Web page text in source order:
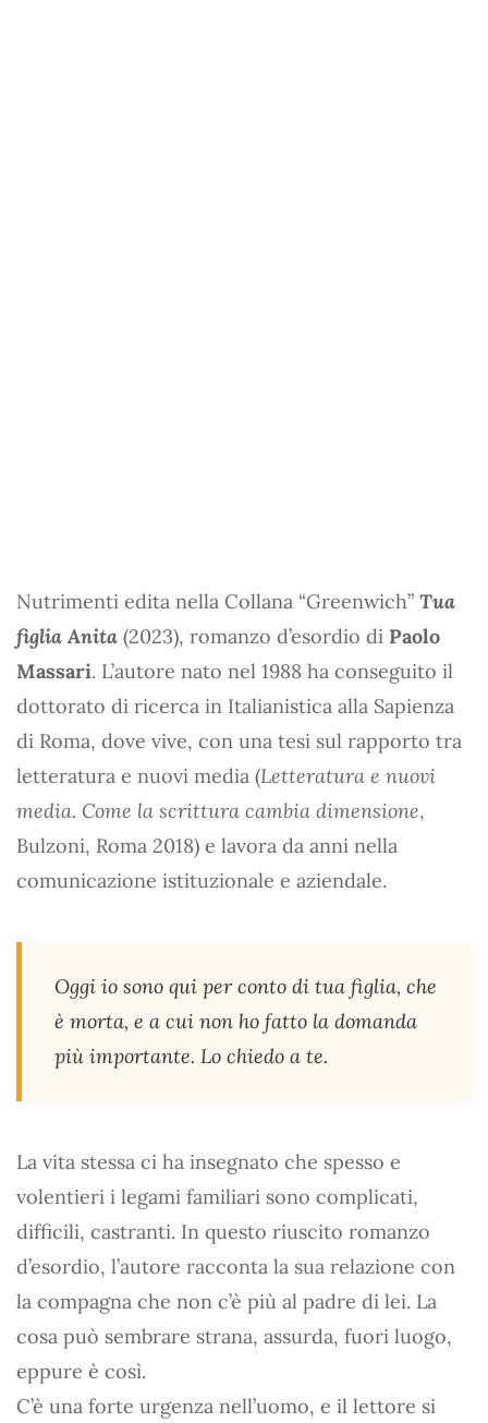
Nutrimenti edita nella Collana “Greenwich” Tua
figlia Anita (2023), romanzo d’esordio di Paolo
Massari. L’autore nato nel 1988 ha conseguito il
dottorato di ricerca in Italianistica alla Sapienza
di Roma, dove vive, con una tesi sul rapporto tra
letteratura e nuovi media (Letteratura e nuovi
media. Come la scrittura cambia dimensione,
Bulzoni, Roma 2018) e lavora da anni nella
comunicazione istituzionale e aziendale.
Oggi io sono qui per conto di tua figlia, che
è morta, e a cui non ho fatto la domanda
più importante. Lo chiedo a te.
La vita stessa ci ha insegnato che spesso e
volentieri i legami familiari sono complicati,
difficili, castranti. In questo riuscito romanzo
d’esordio, l’autore racconta la sua relazione con
la compagna che non c’è più al padre di lei. La
cosa può sembrare strana, assurda, fuori luogo,
eppure è così.
C’è una forte urgenza nell’uomo, e il lettore si